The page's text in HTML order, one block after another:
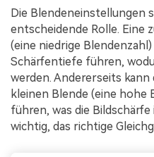
Die Blendeneinstellungen
entscheidende Rolle. Eine
(eine niedrige
Schärfentiefe führen,
werden. Andererseits
kleinen Blende (eine hohe
führen, was die
wichtig, das richtige